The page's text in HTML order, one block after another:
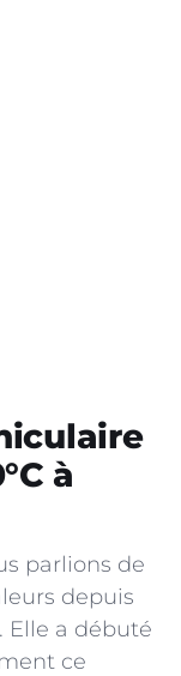
à
parlions de
depuis
Elle a débuté
ce